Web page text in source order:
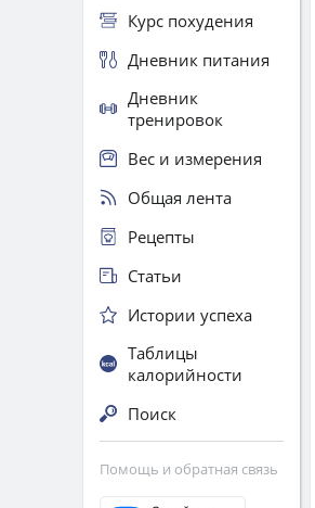
Курс похудения
Дневник питания
Дневник
тренировок
Вес и измерения
Общая лента
Рецепты
Статьи
Истории успеха
Таблицы
калорийности
Поиск
Помощь и обратная связь